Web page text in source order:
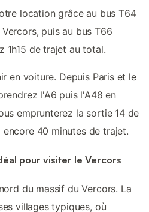
location grâce au bus T64
puis au bus T66
1h15 de trajet au total.
en voiture. Depuis Paris et le
l'A6 puis l'A48 en
emprunterez la sortie 14 de
40 minutes de trajet.
pour visiter le Vercors
du massif du Vercors. La
villages typiques, où